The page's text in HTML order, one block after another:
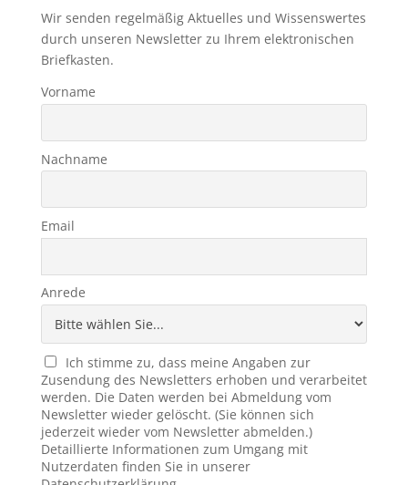
Wir senden regelmäßig Aktuelles und Wissenswertes
durch unseren Newsletter zu Ihrem elektronischen
Briefkasten.
Vorname
Nachname
Email
Anrede
Ich stimme zu, dass meine Angaben zur
Zusendung des Newsletters erhoben und verarbeitet
werden. Die Daten werden bei Abmeldung vom
Newsletter wieder gelöscht. (Sie können sich
jederzeit wieder vom Newsletter abmelden.)
Detaillierte Informationen zum Umgang mit
Nutzerdaten finden Sie in unserer